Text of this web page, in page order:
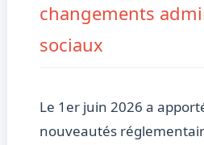
changements
sociaux
Le 1er juin 2026 a
nouveautés